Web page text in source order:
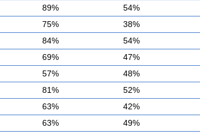
89% 54%
75% 38%
84% 54%
69% 47%
57% 48%
81% 52%
63% 42%
63% 49%